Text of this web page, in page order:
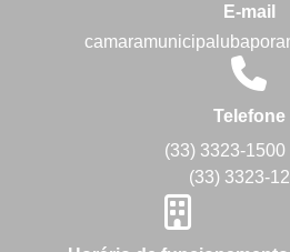
E-mail
Telefone
(33) 3323-1500
(33) 3323-